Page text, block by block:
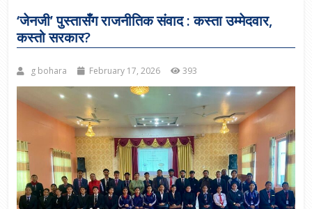
‘जेनजी’ पुस्तासँग राजनीतिक संवाद : कस्ता उम्मेदवार,
कस्तो सरकार?
g bohara February 17, 2026 393